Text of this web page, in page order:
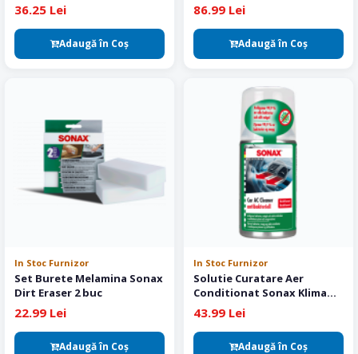
36.25 Lei
Adaugă în Coş
86.99 Lei
Adaugă în Coş
In Stoc Furnizor
Set Burete Melamina Sonax
Dirt Eraser 2 buc
22.99 Lei
Adaugă în Coş
In Stoc Furnizor
Solutie Curatare Aer
Conditionat Sonax Klima
Power Cleaner Air Aid 100 ml
43.99 Lei
Adaugă în Coş